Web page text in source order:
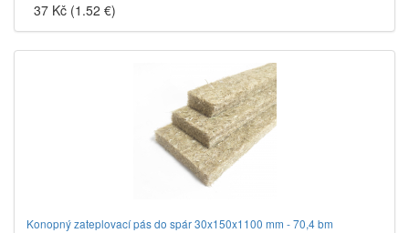
37 Kč (1.52 €)
Konopný zateplovací pás do spár 30x150x1100 mm - 70,4 bm